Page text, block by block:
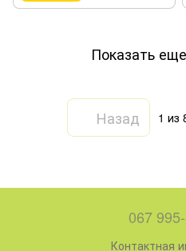
Показать
Назад 1 из
067
Контактная